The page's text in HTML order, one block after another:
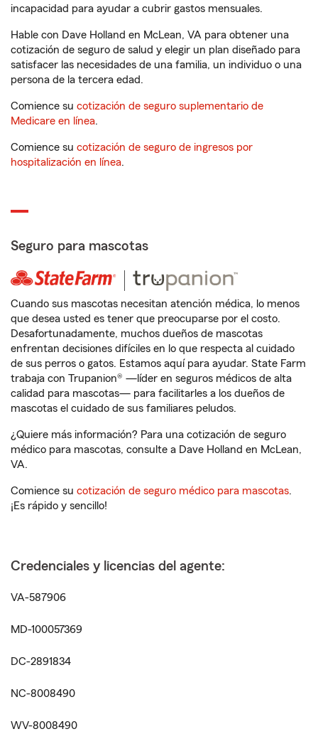
incapacidad para ayudar a cubrir gastos mensuales.
Hable con Dave Holland en McLean, VA para obtener una
cotización de seguro de salud y elegir un plan diseñado para
satisfacer las necesidades de una familia, un individuo o una
persona de la tercera edad.
Comience su cotización de seguro suplementario de
Medicare en línea.
Comience su cotización de seguro de ingresos por
hospitalización en línea.
Seguro para mascotas
Cuando sus mascotas necesitan atención médica, lo menos
que desea usted es tener que preocuparse por el costo.
Desafortunadamente, muchos dueños de mascotas
enfrentan decisiones difíciles en lo que respecta al cuidado
de sus perros o gatos. Estamos aquí para ayudar. State Farm
trabaja con Trupanion® —líder en seguros médicos de alta
calidad para mascotas— para facilitarles a los dueños de
mascotas el cuidado de sus familiares peludos.
¿Quiere más información? Para una cotización de seguro
médico para mascotas, consulte a Dave Holland en McLean,
VA.
Comience su cotización de seguro médico para mascotas.
¡Es rápido y sencillo!
Credenciales y licencias del agente:
VA-587906
MD-100057369
DC-2891834
NC-8008490
WV-8008490